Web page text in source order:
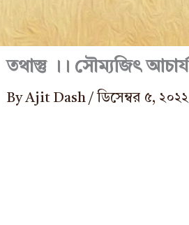
তথাস্তু ।। সৌম্যজিৎ আচার্য
ByAjit Dash / ডিসেম্বর ৫, ২০২২